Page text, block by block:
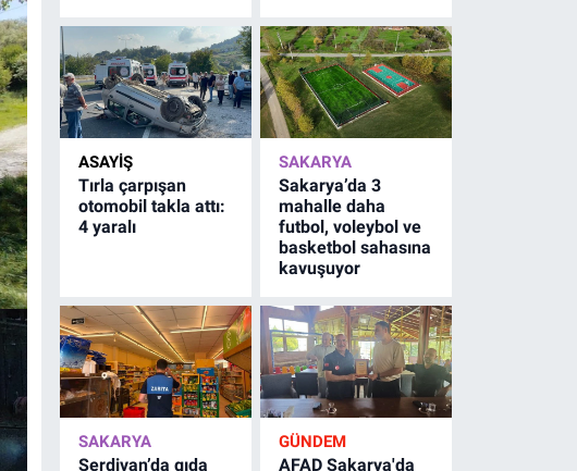
ASAYİŞ
Tırla çarpışan
otomobil takla attı:
4 yaralı
SAKARYA
Sakarya’da 3
mahalle daha
futbol, voleybol ve
basketbol sahasına
kavuşuyor
SAKARYA
Serdivan’da gıda
GÜNDEM
AFAD Sakarya'da